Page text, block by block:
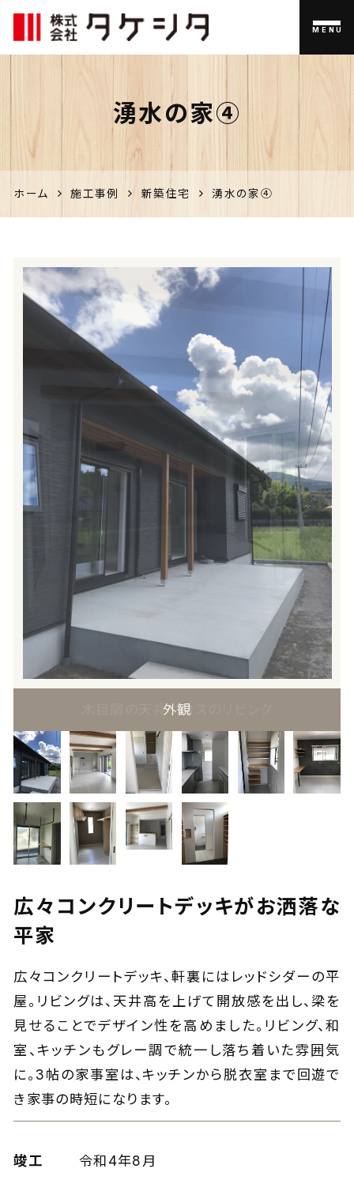
伊佐市
の家づく
り、不動
産のこと
なら「タ
MENU
湧水の家④
ホーム 施工事例 新築住宅 湧水の家④
外観
木目調の天井クロスのリビング
広々コンクリートデッキがお洒落な
平家
広々コンクリートデッキ、軒裏にはレッドシダーの平
屋。リビングは、天井高を上げて開放感を出し、梁を
見せることでデザイン性を高めました。リビング、和
室、キッチンもグレー調で統一し落ち着いた雰囲気
に。3帖の家事室は、キッチンから脱衣室まで回遊で
き家事の時短になります。
竣工 令和4年8月